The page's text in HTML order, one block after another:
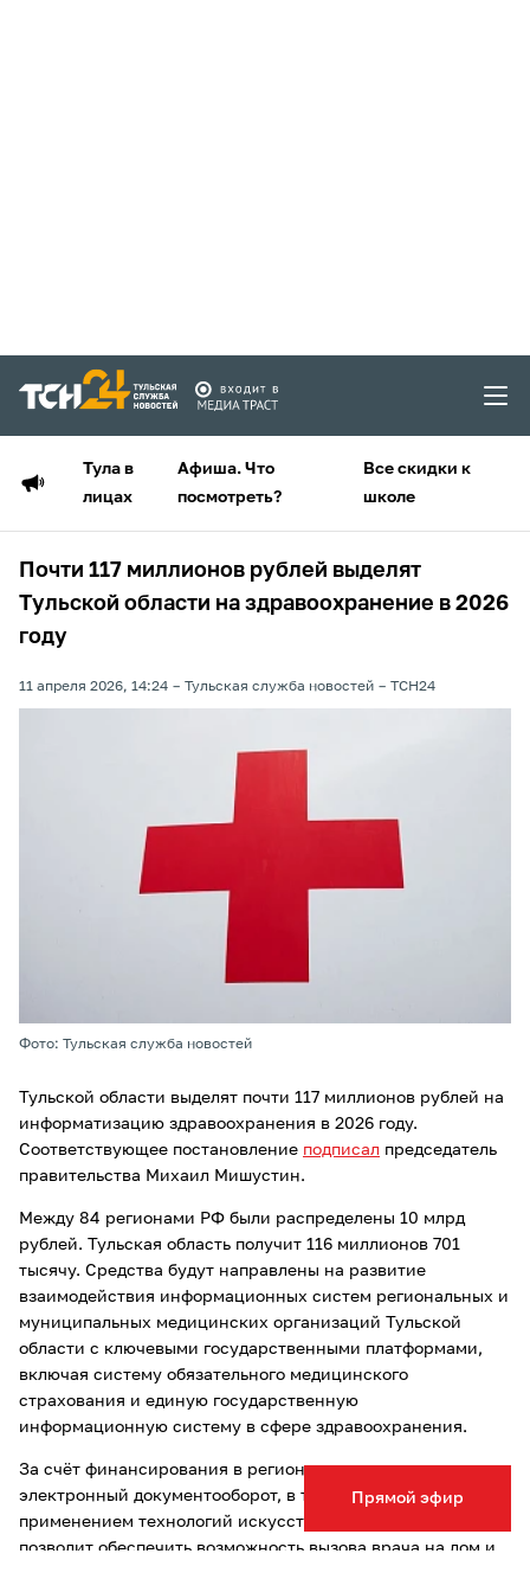
Тула в
лицах
Афиша. Что
посмотреть?
Все скидки к
школе
Прямой эфир
Почти 117 миллионов рублей выделят
Тульской области на здравоохранение в 2026
году
11 апреля 2026, 14:24 Тульская служба новостей ТСН24
Фото: Тульская служба новостей
Тульской области выделят почти 117 миллионов рублей на
информатизацию здравоохранения в 2026 году.
Соответствующее постановление подписал председатель
правительства Михаил Мишустин.
Между 84 регионами РФ были распределены 10 млрд
рублей. Тульская область получит 116 миллионов 701
тысячу. Средства будут направлены на развитие
взаимодействия информационных систем региональных и
муниципальных медицинских организаций Тульской
области с ключевыми государственными платформами,
включая систему обязательного медицинского
страхования и единую государственную
информационную систему в сфере здравоохранения.
За счёт финансирования в регионе планируется внедрить
электронный документооборот, в том числе с
применением технологий искусственного интеллекта. Это
позволит обеспечить возможность вызова врача на дом и